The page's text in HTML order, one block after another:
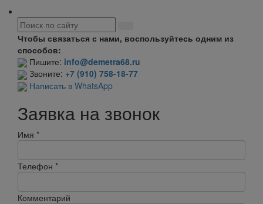
Чтобы связаться с нами, воспользуйтесь одним из
способов:
Пишите: info@demetra68.ru
Звоните: +7 (910) 758-18-77
Написать в WhatsApp
Заявка на звонок
Имя *
Телефон *
Комментарий